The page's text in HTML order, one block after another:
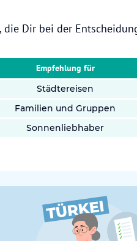
die Dir bei der
Empfehlung für
Städtereisen
Familien und Gruppen
Sonnenliebhaber